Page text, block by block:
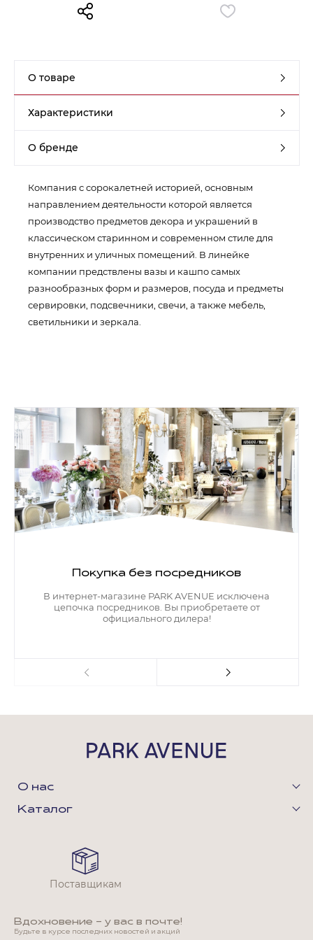
О товаре
Характеристики
О бренде
Компания с сорокалетней историей, основным
направлением деятельности которой является
производство предметов декора и украшений в
классическом старинном и современном стиле для
внутренних и уличных помещений. В линейке
компании предствлены вазы и кашпо самых
разнообразных форм и размеров, посуда и предметы
сервировки, подсвечники, свечи, а также мебель,
светильники и зеркала.
Покупка без посредников
В интернет-магазине PARK AVENUE исключена
цепочка посредников. Вы приобретаете от
официального дилера!
О нас
Каталог
Вдохновение - у вас в почте!
Будьте в курсе последних новостей и акций
Поставщикам